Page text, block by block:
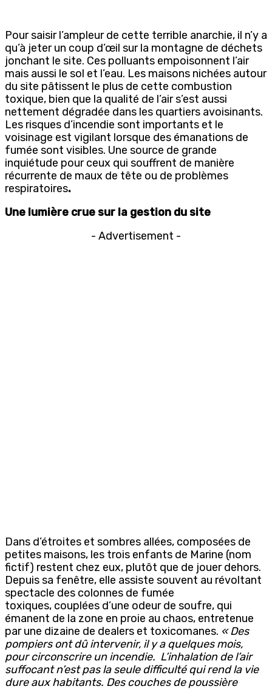
Pour saisir l’ampleur de cette terrible anarchie, il n’y a
qu’à jeter un coup d’œil sur la montagne de déchets
jonchant le site. Ces polluants empoisonnent l’air
mais aussi le sol et l’eau. Les maisons nichées autour
du site pâtissent le plus de cette combustion
toxique, bien que la qualité de l’air s’est aussi
nettement dégradée dans les quartiers avoisinants.
Les risques d’incendie sont importants et le
voisinage est vigilant lorsque des émanations de
fumée sont visibles. Une source de grande
inquiétude pour ceux qui souffrent de manière
récurrente de maux de tête ou de problèmes
respiratoires.
Une lumière crue sur la gestion du site
- Advertisement -
Dans d’étroites et sombres allées, composées de
petites maisons, les trois enfants de Marine (nom
fictif) restent chez eux, plutôt que de jouer dehors.
Depuis sa fenêtre, elle assiste souvent au révoltant
spectacle des colonnes de fumée
toxiques, couplées d’une odeur de soufre, qui
émanent de la zone en proie au chaos, entretenue
par une dizaine de dealers et toxicomanes. « Des
pompiers ont dû intervenir, il y a quelques mois,
pour circonscrire un incendie. L’inhalation de l’air
suffocant n’est pas la seule difficulté qui rend la vie
dure aux habitants. Des couches de poussière